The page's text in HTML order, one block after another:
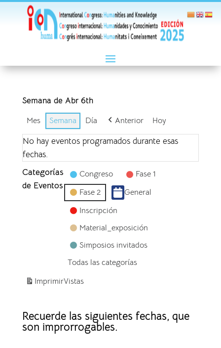
Semana de Abr 6th
Mes Semana Día Anterior Hoy
No hay eventos programados durante esas
fechas.
Categorías
de Eventos
Congreso
Fase 1
Fase 2
General
Inscripción
Material_exposición
Simposios invitados
Todas las categorías
ImprimirVistas
Recuerde las siguientes fechas, que
son improrrogables.